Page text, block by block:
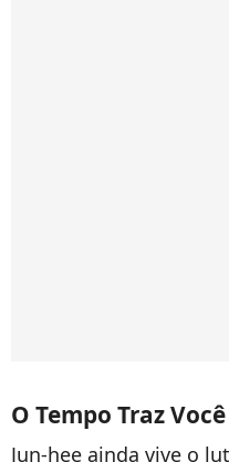
O Tempo Traz
Jun-hee ainda vive o